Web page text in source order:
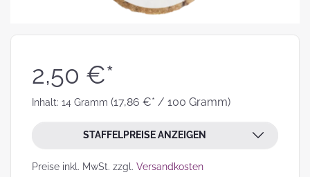
2,50 €*
Inhalt: 14 Gramm (17,86 €* / 100 Gramm)
STAFFELPREISE ANZEIGEN
Preise inkl. MwSt. zzgl. Versandkosten